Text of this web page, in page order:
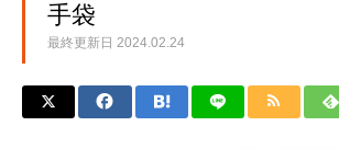
手袋
最終更新日 2024.02.24